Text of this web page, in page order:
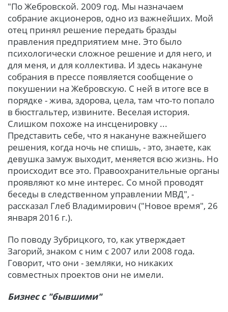
"По Жебровской. 2009 год. Мы назначаем
собрание акционеров, одно из важнейших. Мой
отец принял решение передать бразды
правления предприятием мне. Это было
психологически сложное решение и для него, и
для меня, и для коллектива. И здесь накануне
собрания в прессе появляется сообщение о
покушении на Жебровскую. С ней в итоге все в
порядке - жива, здорова, цела, там что-то попало
в бюстгальтер, извините. Веселая история.
Слишком похоже на инсценировку ...
Представить себе, что я накануне важнейшего
решения, когда ночь не спишь, - это, знаете, как
девушка замуж выходит, меняется всю жизнь. Но
происходит все это. Правоохранительные органы
проявляют ко мне интерес. Со мной проводят
беседы в следственном управлении МВД", -
рассказал Глеб Владимирович ("Новое время", 26
января 2016 г.).
По поводу Зубрицкого, то, как утверждает
Загорий, знаком с ним с 2007 или 2008 года.
Говорит, что они - земляки, но никаких
совместных проектов они не имели.
Бизнес с "бывшими"